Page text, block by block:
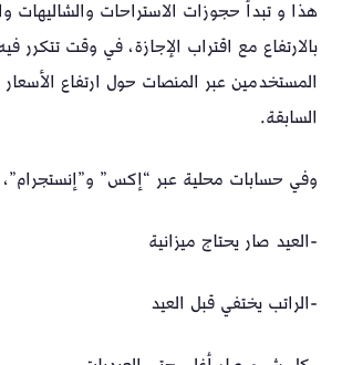
هذا و تبدأ حجوزات الاستراحات والشاليهات
بالارتفاع مع اقتراب الإجازة، في وقت تتكرر
المستخدمين عبر المنصات حول ارتفاع
السابقة.
وفي حسابات محلية عبر “إكس” و”إنستجرام”،
-العيد صار يحتاج ميزانية
-الراتب يختفي قبل العيد